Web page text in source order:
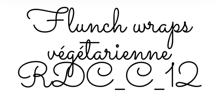
Flunch wraps
végétarienne